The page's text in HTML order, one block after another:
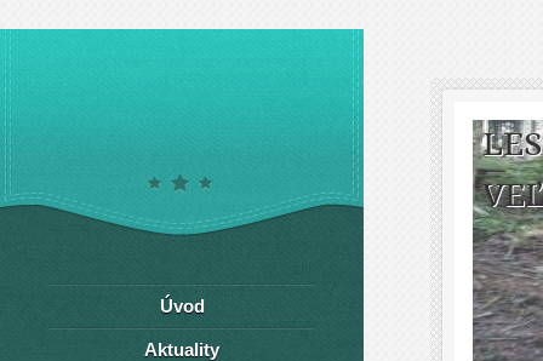
Úvod
Aktuality